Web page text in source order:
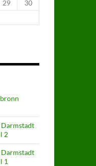
29
30
Darmstadt
2
Darmstadt
1